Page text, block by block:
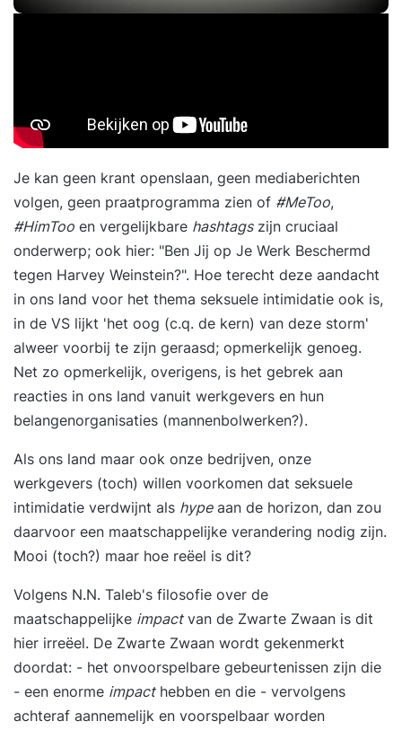
Je kan geen krant openslaan, geen mediaberichten
volgen, geen praatprogramma zien of #MeToo,
#HimToo en vergelijkbare hashtagszijn cruciaal
onderwerp; ook hier: "Ben Jij op Je Werk Beschermd
tegen Harvey Weinstein?". Hoe terecht deze aandacht
in ons land voor het thema seksuele intimidatie ook is,
in de VS lijkt 'het oog (c.q. de kern) van deze storm'
alweer voorbij te zijn geraasd; opmerkelijk genoeg.
Net zo opmerkelijk, overigens, is het gebrek aan
reacties in ons land vanuit werkgevers en hun
belangenorganisaties (mannenbolwerken?).
Als ons land maar ook onze bedrijven, onze
werkgevers (toch) willen voorkomen dat seksuele
intimidatie verdwijnt als hypeaan de horizon, dan zou
daarvoor een maatschappelijke verandering nodig zijn.
Mooi (toch?) maar hoe reëel is dit?
Volgens N.N. Taleb's filosofie over de
maatschappelijke impactvan de Zwarte Zwaan is dit
hier irreëel. De Zwarte Zwaan wordt gekenmerkt
doordat: - het onvoorspelbare gebeurtenissen zijn die
- een enorme impacthebben en die - vervolgens
achteraf aannemelijk en voorspelbaar worden